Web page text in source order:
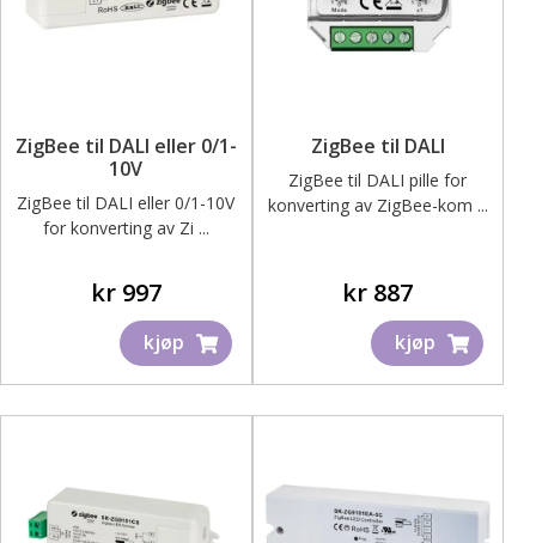
ZigBee til DALI eller 0/1-
10V
ZigBee til DALI eller 0/1-10V
for konverting av Zi ...
kr997
kjøp
ZigBee til DALI
ZigBee til DALI pille for
konverting av ZigBee-kom ...
kr 887
kjøp